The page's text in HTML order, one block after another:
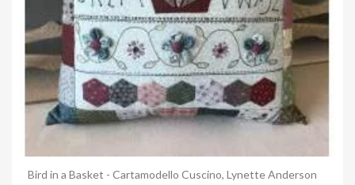
Anteprima
Bird in a Basket - Cartamodello Cuscino, Lynette Anderson